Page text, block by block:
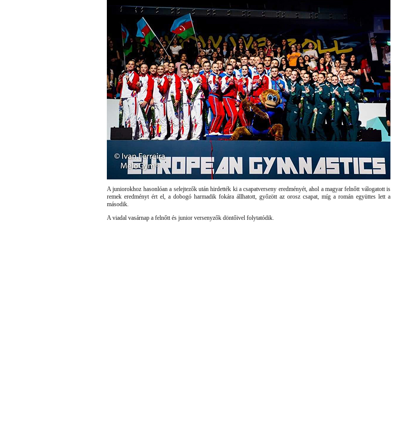
A juniorokhoz hasonlóan a selejtezők után hirdették ki a csapatverseny eredményét, ahol a magyar felnőtt válogatott is
remek eredményt ért el, a dobogó harmadik fokára állhatott, győzött az orosz csapat, míg a román együttes lett a
második.
A viadal vasárnap a felnőtt és junior versenyzők döntőivel folytatódik.